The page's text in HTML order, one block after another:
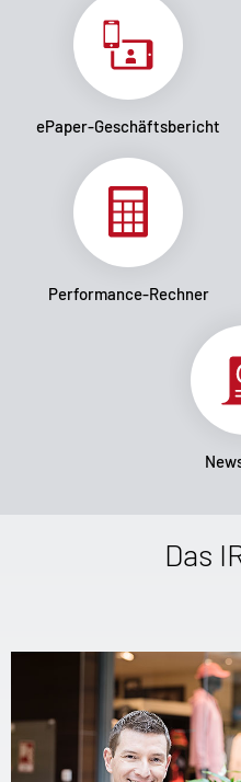
ePaper-Geschäftsbericht
Performance-Rechner
Das